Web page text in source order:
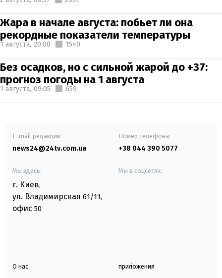
Жара в начале августа: побьет ли она
рекордные показатели температуры
1 августа, 20:00 1540
Без осадков, но с сильной жарой до +37:
прогноз погоды на 1 августа
1 августа, 09:05 659
E-mail редакции
news24@24tv.com.ua
Номер телефона:
+38 044 390 5077
Мы здесь:
г. Киев,
ул. Владимирская 61/11,
офис 50
Мы в соцсетях:
О нас приложения